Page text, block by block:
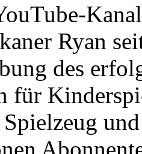
Ryan
des
für